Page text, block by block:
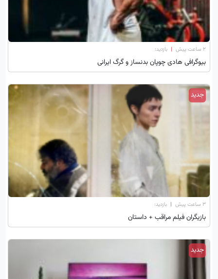
۲ ساعت پیش | بازدید:
بیوگرافی هادی چوپان بدنساز و گرگ ایرانی
جدید
۳ ساعت پیش | بازدید:
بازیگران فیلم مراقب + داستان
جدید